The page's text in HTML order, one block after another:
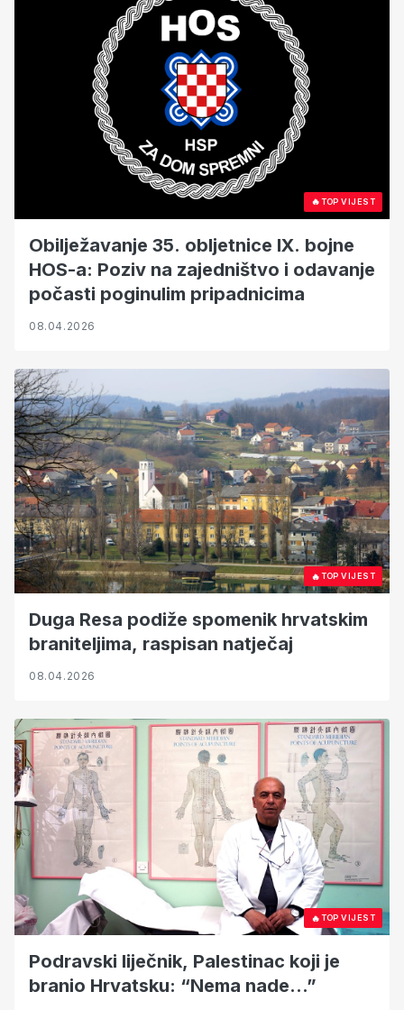
🔥TOP VIJEST
Obilježavanje 35. obljetnice IX. bojne
HOS-a: Poziv na zajedništvo i odavanje
počasti poginulim pripadnicima
08.04.2026
🔥TOP VIJEST
Duga Resa podiže spomenik hrvatskim
braniteljima, raspisan natječaj
08.04.2026
🔥TOP VIJEST
Podravski liječnik, Palestinac koji je
branio Hrvatsku: “Nema nade…”